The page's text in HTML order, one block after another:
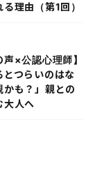
理由（第1回）
声×公認心理師】
とつらいのはな
かも？」親との
大人へ